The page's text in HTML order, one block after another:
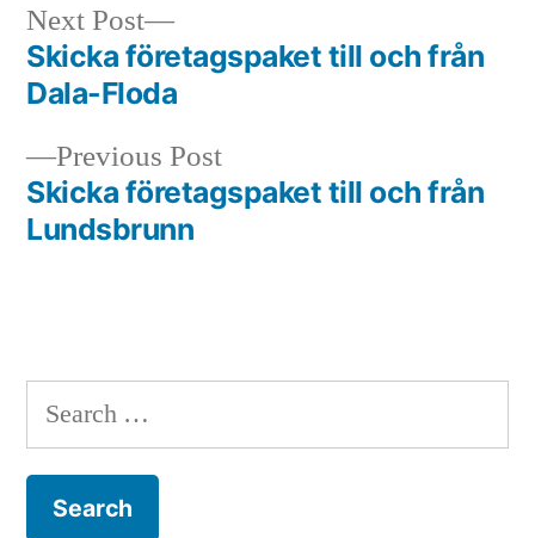
Post
navigation
Previous PostPrevious
post:
Skicka företagspaket till och från
Lundsbrunn
Next Post
Next
post:
Skicka företagspaket till och från
Dala-Floda
Search
for: